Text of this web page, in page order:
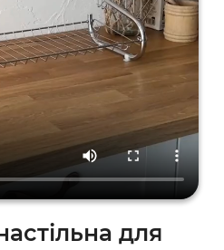
для